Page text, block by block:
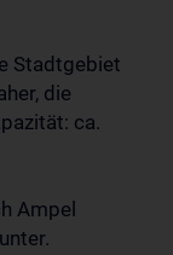
Stadtgebiet
die
ca.
Ampel